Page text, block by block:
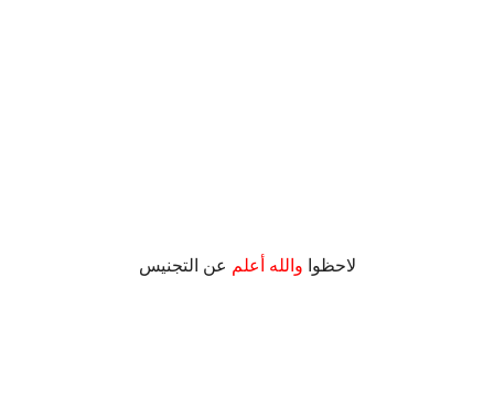
لاحظوا والله أعلم عن التجنيس